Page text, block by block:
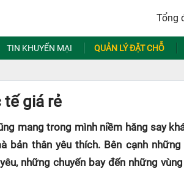
Tổng
TIN KHUYẾN MẠI QUẢN LÝ ĐẶT CHỖ
tế giá rẻ
mang trong mình niềm hăng say
bản thân yêu thích. Bên cạnh
những chuyến bay đến những